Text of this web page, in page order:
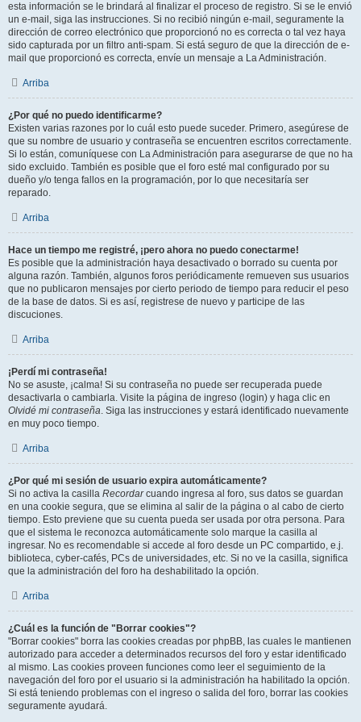
esta información se le brindará al finalizar el proceso de registro. Si se le envió
un e-mail, siga las instrucciones. Si no recibió ningún e-mail, seguramente la
dirección de correo electrónico que proporcionó no es correcta o tal vez haya
sido capturada por un filtro anti-spam. Si está seguro de que la dirección de e-
mail que proporcionó es correcta, envíe un mensaje a La Administración.
Arriba
¿Por qué no puedo identificarme?
Existen varias razones por lo cuál esto puede suceder. Primero, asegúrese de
que su nombre de usuario y contraseña se encuentren escritos correctamente.
Si lo están, comuníquese con La Administración para asegurarse de que no ha
sido excluido. También es posible que el foro esté mal configurado por su
dueño y/o tenga fallos en la programación, por lo que necesitaría ser
reparado.
Arriba
Hace un tiempo me registré, ¡pero ahora no puedo conectarme!
Es posible que la administración haya desactivado o borrado su cuenta por
alguna razón. También, algunos foros periódicamente remueven sus usuarios
que no publicaron mensajes por cierto periodo de tiempo para reducir el peso
de la base de datos. Si es así, registrese de nuevo y participe de las
discuciones.
Arriba
¡Perdí mi contraseña!
No se asuste, ¡calma! Si su contraseña no puede ser recuperada puede
desactivarla o cambiarla. Visite la página de ingreso (login) y haga clic en
Olvidé mi contraseña. Siga las instrucciones y estará identificado nuevamente
en muy poco tiempo.
Arriba
¿Por qué mi sesión de usuario expira automáticamente?
Si no activa la casilla Recordarcuando ingresa al foro, sus datos se guardan
en una cookie segura, que se elimina al salir de la página o al cabo de cierto
tiempo. Esto previene que su cuenta pueda ser usada por otra persona. Para
que el sistema le reconozca automáticamente solo marque la casilla al
ingresar. No es recomendable si accede al foro desde un PC compartido, e.j.
biblioteca, cyber-cafés, PCs de universidades, etc. Si no ve la casilla, significa
que la administración del foro ha deshabilitado la opción.
Arriba
¿Cuál es la función de "Borrar cookies"?
"Borrar cookies" borra las cookies creadas por phpBB, las cuales le mantienen
autorizado para acceder a determinados recursos del foro y estar identificado
al mismo. Las cookies proveen funciones como leer el seguimiento de la
navegación del foro por el usuario si la administración ha habilitado la opción.
Si está teniendo problemas con el ingreso o salida del foro, borrar las cookies
seguramente ayudará.